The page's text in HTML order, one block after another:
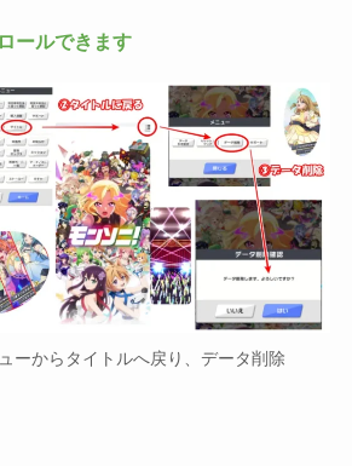
ールできます
ーからタイトルへ戻り、データ削除